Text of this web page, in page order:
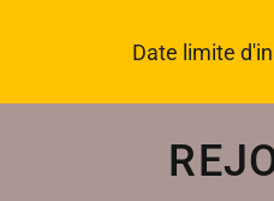
Date limite